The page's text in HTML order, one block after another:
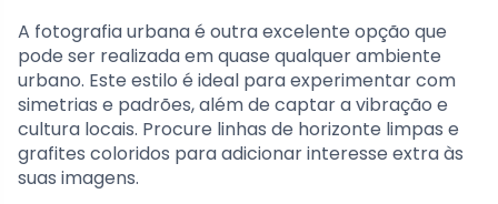
A fotografia urbana é outra excelente opção que
pode ser realizada em quase qualquer ambiente
urbano. Este estilo é ideal para experimentar com
simetrias e padrões, além de captar a vibração e
cultura locais. Procure linhas de horizonte limpas e
grafites coloridos para adicionar interesse extra às
suas imagens.